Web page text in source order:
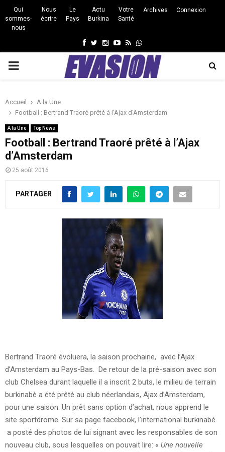
Qui
sommes-
nous
Nous
écrire
Le
Pays
Actu
Burkina
Votre
Santé
Archives Connexion
Facebook
Twitter
Instagram
Youtube
RssWhatsapp
PRIMARY
Accueil
A la Une
Football : Bertrand Traoré prêté à l’Ajax d’Amsterdam
A la Une Top News
Football : Bertrand Traoré prêté à l’Ajax
d’Amsterdam
25 août 2016
PARTAGER
Bertrand Traoré évoluera, la saison prochaine, avec l’Ajax
d’Amsterdam au Pays-Bas. De retour de la pré-saison avec son
club Chelsea durant laquelle il a inscrit 2 buts, le milieu de terrain
burkinabè a été prêté au club néerlandais, Ajax d’Amsterdam,
pour une saison. Un prêt sans option d’achat, nous apprend le
site sportdrome. Sur sa page facebook, l’international burkinabè
a posté des photos de lui signant avec les responsables de son
nouveau club, sous lesquelles on pouvait lire: « Une nouvelle